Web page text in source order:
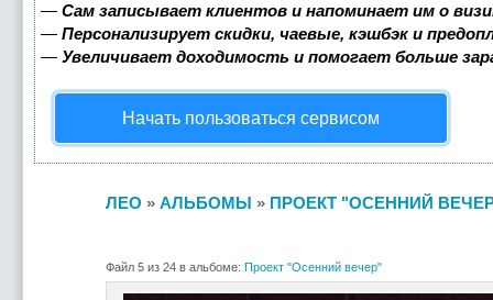
— Сам записывает клиентов и напоминает им о
— Персонализирует скидки, чаевые, кэшбэк и
— Увеличивает доходимость и помогает больше
Начать пользоваться сервисом
ЛЕО » АЛЬБОМЫ » ПРОЕКТ "ОСЕННИЙ
Файл 5 из 24 в альбоме: Проект "Осенний вечер"